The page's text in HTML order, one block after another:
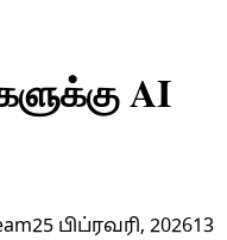
AI
25 பிப்ரவரி, 202613